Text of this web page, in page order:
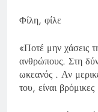
Φίλη, φίλε
«Ποτέ μην χάσεις
ανθρώπους. Στη
ωκεανός . Αν
του, είναι